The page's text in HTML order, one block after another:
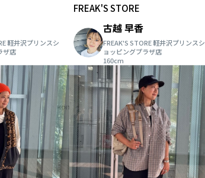
軽井沢プリンスシ
ザ店
FREAK'S STORE
古越 早香
FREAK'S STORE 軽井沢プリンスシ
ョッピングプラザ店
160cm